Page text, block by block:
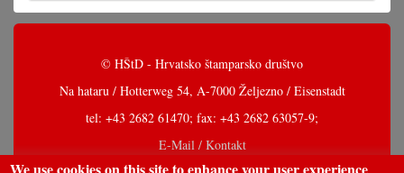
© HŠtD - Hrvatsko štamparsko društvo
Na hataru / Hotterweg 54, A-7000 Željezno / Eisenstadt
tel: +43 2682 61470; fax: +43 2682 63057-9;
E-Mail / Kontakt